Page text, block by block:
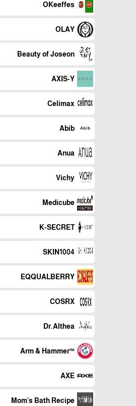
OKeeffes
OLAY
Beauty of Joseon
AXIS-Y
Celimax
Abib
Anua
Vichy
Medicube
K-SECRET
SKIN1004
EQQUALBERRY
COSRX
Dr.Althea
™Arm & Hammer
AXE
Mom's Bath Recipe